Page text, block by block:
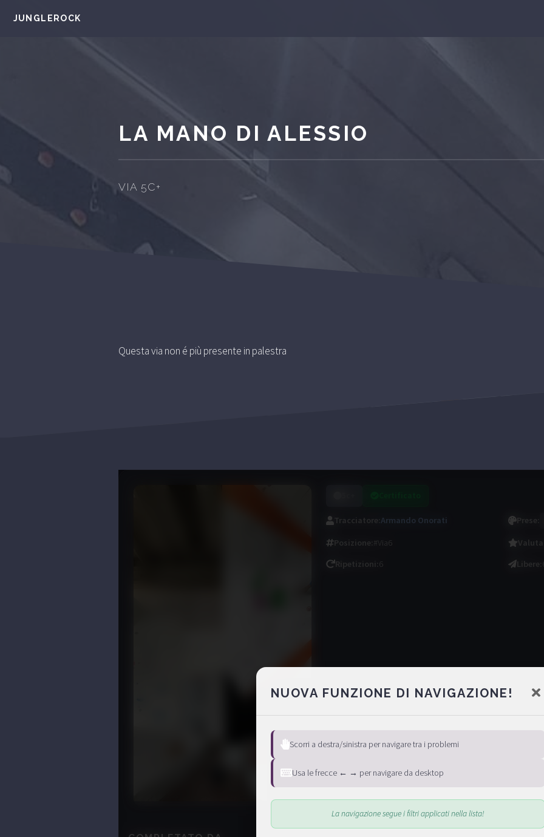
JUNGLEROCK
LA MANO DI ALESSIO
VIA 5C+
Questa via non é più presente in palestra
NUOVA FUNZIONE DI NAVIGAZIONE!
Scorri a destra/sinistra per navigare tra i problemi
Usa le frecce ← → per navigare da desktop
La navigazione segue i filtri applicati nella lista!
Tracciatore :Armando Onorati Prese
Posizione #Via6
Ripetizioni 6 Libere